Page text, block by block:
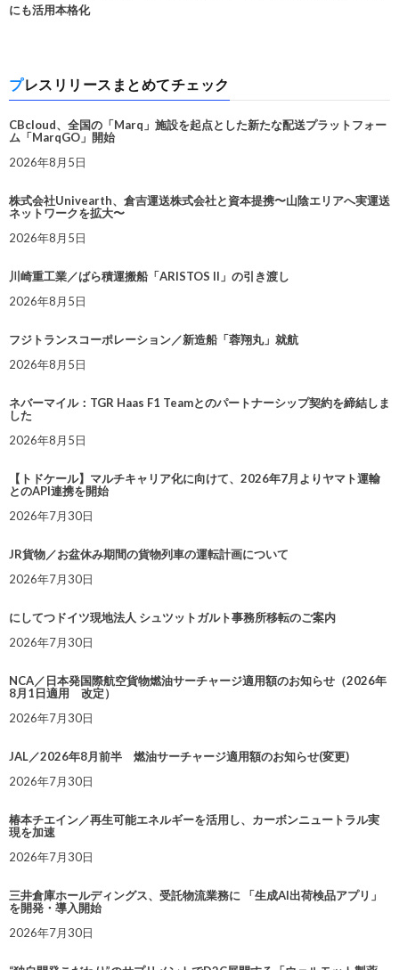
にも活用本格化
プレスリリースまとめてチェック
CBcloud、全国の「Marq」施設を起点とした新たな配送プラットフォー
ム「MarqGO」開始
2026年8月5日
株式会社Univearth、倉吉運送株式会社と資本提携〜山陰エリアへ実運送
ネットワークを拡大〜
2026年8月5日
川崎重工業／ばら積運搬船「ARISTOS II」の引き渡し
2026年8月5日
フジトランスコーポレーション／新造船「蓉翔丸」就航
2026年8月5日
ネバーマイル：TGR Haas F1 Teamとのパートナーシップ契約を締結しま
した
2026年8月5日
【トドケール】マルチキャリア化に向けて、2026年7月よりヤマト運輸
とのAPI連携を開始
2026年7月30日
JR貨物／お盆休み期間の貨物列車の運転計画について
2026年7月30日
にしてつドイツ現地法人 シュツットガルト事務所移転のご案内
2026年7月30日
NCA／日本発国際航空貨物燃油サーチャージ適用額のお知らせ（2026年
8月1日適用 改定）
2026年7月30日
JAL／2026年8月前半 燃油サーチャージ適用額のお知らせ(変更)
2026年7月30日
椿本チエイン／再生可能エネルギーを活用し、カーボンニュートラル実
現を加速
2026年7月30日
三井倉庫ホールディングス、受託物流業務に 「生成AI出荷検品アプリ」
を開発・導入開始
2026年7月30日